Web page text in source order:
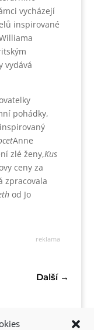
vycházejí
inspirované
vydává
pohádky,
Anne
zlé ženy,Kus
ceny za
zpracovala
od Jo
reklama
Další→